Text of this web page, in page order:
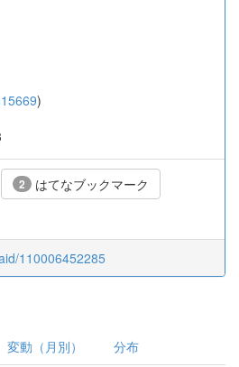
)
2 はてなブックマーク
110006452285
変動（月別） 分布